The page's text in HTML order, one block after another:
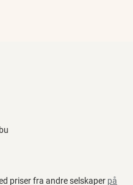
priser fra andre selskaper på